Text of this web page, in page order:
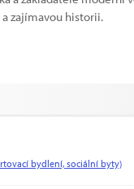
zajímavou historii.
bydlení, sociální byty)